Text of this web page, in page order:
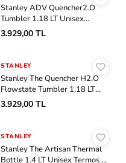
Stanley ADV Quencher2.O
Tumbler 1.18 LT Unisex
Termos - Gri
3.929,00 TL
STANLEY
Stanley The Quencher H2.O
Flowstate Tumbler 1.18 LT
Unisex Termos - Pembe
3.929,00 TL
STANLEY
Stanley The Artisan Thermal
Bottle 1.4 LT Unisex Termos -